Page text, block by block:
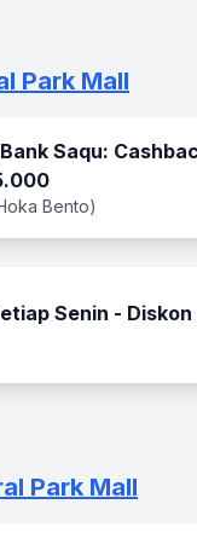
Park Mall
Saqu:
Bento)
Senin -
Park Mall